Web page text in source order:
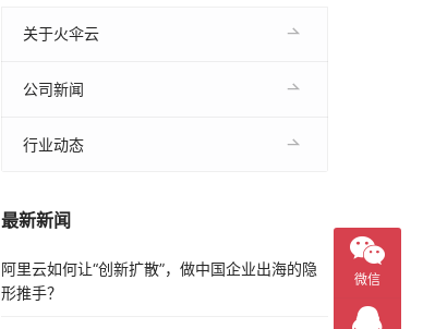
关于火伞云
公司新闻
行业动态
最新新闻
阿里云如何让“创新扩散”，做中国企业出海的隐
形推手？
微信